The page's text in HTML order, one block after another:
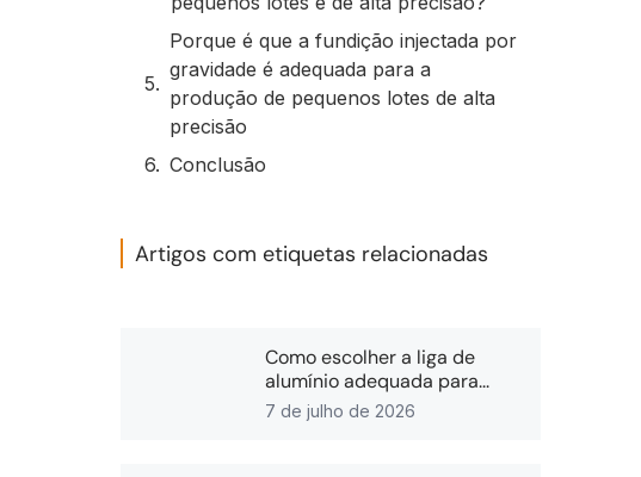
Porque é que a fundição injectada por
gravidade é adequada para a
produção de pequenos lotes de alta
precisão
Conclusão
Artigos com etiquetas relacionadas
Como escolher a liga de
alumínio adequada para...
7 de julho de 2026